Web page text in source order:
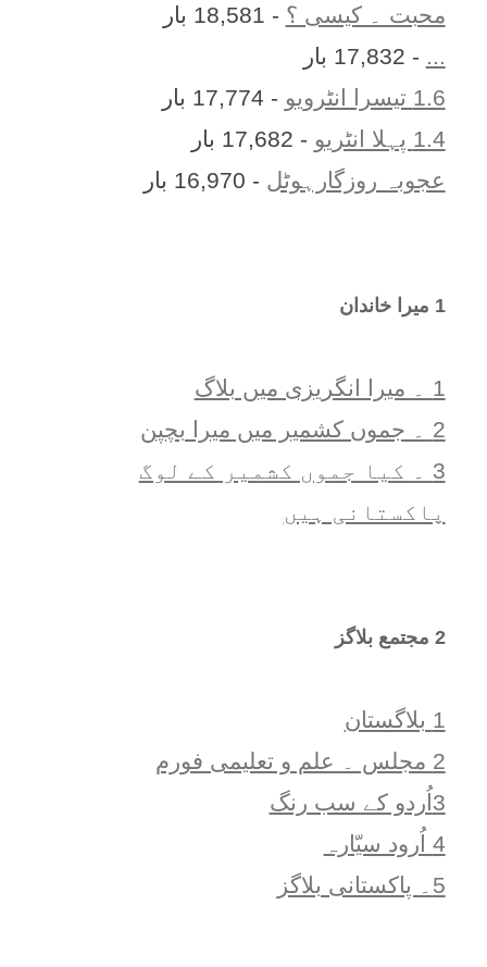
محبت ۔ کیسی ؟ - 18,581 بار
... - 17,832 بار
1.6 تیسرا انٹرویو
- 17,774 بار
1.4 پہلا انٹریو
- 17,682 بار
عجوبہ روزگارہوٹل - 16,970 بار
1 ميرا خاندان
1 ۔ ميرا انگريزی ميں بلاگ
2 ۔ جموں کشمیر میں میرا بچپن
3 ۔ کیا جموں کشمیر کے لوگ
پاکستانی ہیں
2 مجتمع بلاگز
1 بلاگستان
2 مجلس ۔ علم و تعلیمی فورم
3اُردو کے سب رنگ
4 اُرود سیّارہ
5۔ پاکستانی بلاگز